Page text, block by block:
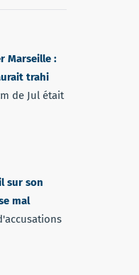
Marseille :
trahi
de Jul était
sur son
mal